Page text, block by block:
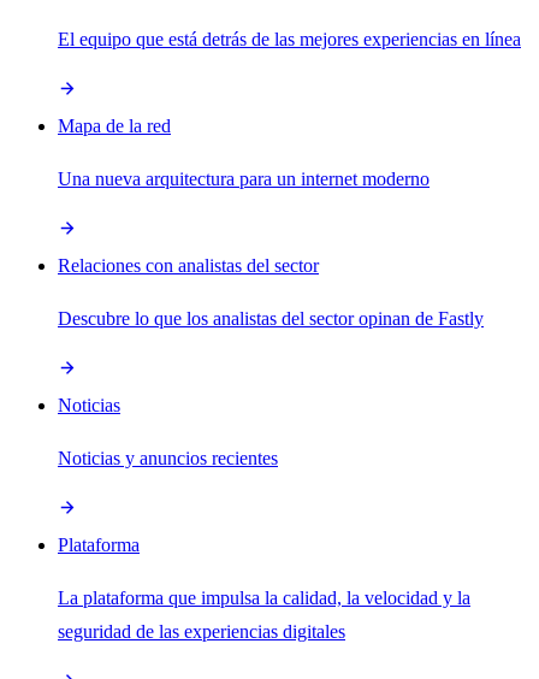
El equipo que está detrás de las mejores experiencias en línea
Mapa de la red
Una nueva arquitectura para un internet moderno
Relaciones con analistas del sector
Descubre lo que los analistas del sector opinan de Fastly
Noticias
Noticias y anuncios recientes
Plataforma
La plataforma que impulsa la calidad, la velocidad y la
seguridad de las experiencias digitales